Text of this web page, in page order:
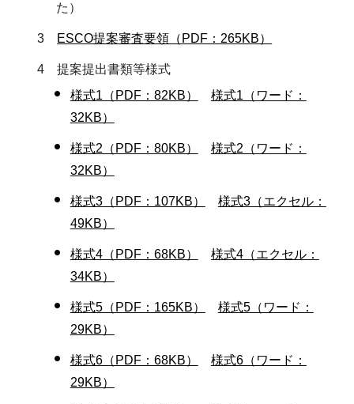
た）
3 ESCO提案審査要領（PDF：265KB）
4 提案提出書類等様式
様式1（PDF：82KB）
様式1（ワード：
32KB）
様式2（PDF：80KB）
様式2（ワード：
32KB）
様式3（PDF：107KB）
様式3（エクセル：
49KB）
様式4（PDF：68KB）
様式4（エクセル：
34KB）
様式5（PDF：165KB）
様式5（ワード：
29KB）
様式6（PDF：68KB）
様式6（ワード：
29KB）